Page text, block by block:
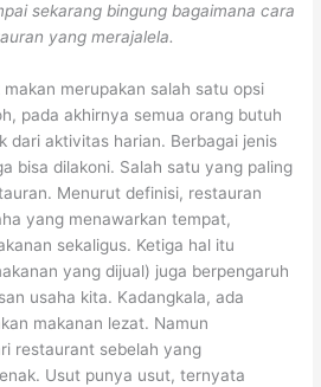
sekarang bingung bagaimana cara
yang merajalela.
merupakan salah satu opsi
pada akhirnya semua orang butuh
dari aktivitas harian. Berbagai jenis
bisa dilakoni. Salah satu yang paling
Menurut definisi, restauran
yang menawarkan tempat,
sekaligus. Ketiga hal itu
yang dijual) juga berpengaruh
usaha kita. Kadangkala, ada
makanan lezat. Namun
restaurant sebelah yang
Usut punya usut, ternyata